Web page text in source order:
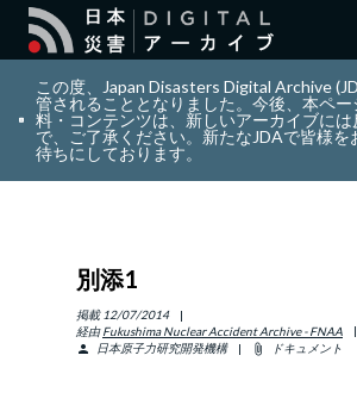
search 検索
layers コレクション
アバウト
この度、Japan Disasters Digital Archive
管されることとなりました。今後、本ペ
料・コンテンツは、新しいアーカイブに
で、ご了承ください。新たなJDAで皆様を
待ちにしております。
別添1
掲載 12/07/2014
経由 Fukushima Nuclear Accident Archive - FNAA
person
日本原子力研究開発機構 attach_file ドキュメント